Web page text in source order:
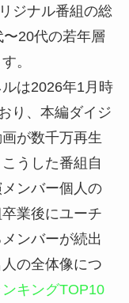
ジナル番組の総
20代の若年層
。
は2026年1月時
り、本編ダイジ
が数千万再生
うした番組自
ンバー個人の
業後にユーチ
ンバーが続出
の全体像につ
キングTOP10